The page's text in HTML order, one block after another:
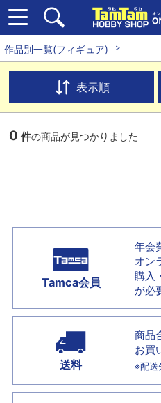
作品別一覧(フィギュア)
表示順
0 件の商品が見つかりました
Tamca会員
年会
オン
購入
が必
送料
商品
お買
※配送